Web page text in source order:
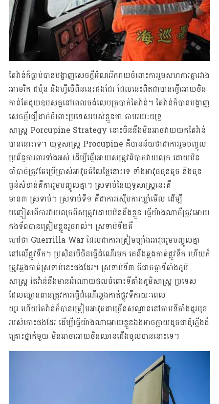
តៃវ៉ាន់ក៏ធ្លាប់បានបង្ហាញសេចក្តីអំណររីករាយចំពោះការរួមសហការគ្នារវាង
អាមេរិក ជប៉ុន និងហ្វីលីពីននេះផងដែរ ដែលនេះពិតជាបានធ្វើអោយចិន
កាន់តែជួយឧបសគ្គនៅពេលចង់លេបត្របាក់តៃវ៉ាន់។ តៃវ៉ាន់ក៏បានបង្ហាញ
សេចក្តីជឿជាក់ចំពោះប្រទេសរបស់ខ្លួនថា តាមរយៈយុទ្ធ
សាស្រ្ត Porcupine Strategy នោះចិននឹងមិនអាចវាយយកតៃវ៉ាន់
បាននោះទេ។ យុទ្ធសាស្រ្ត Procupine គឺបានន័យថាជាការរួមបញ្ចូល
ប្រព័ន្ធការពារទាំងអស់ ដើម្បីធ្វើអោយសត្រូវពិបាកវាយលុក ដោយមិន
ចាំបាច់ត្រូវតែប្រើប្រាស់អាវុធតំលៃថ្លៃនោះទេ ទាំងអាវុធធុនតូច និងធុន
ធ្ងន់សំខាន់គឺការរួមបញ្ចូលគ្នា។ ស្រទាប់នៃយុទ្ធសាស្រ្តនេះគឺ
មាន៣ ស្រទាប់។ ស្រទាប់ទី១ គឺជាការស៊ើបការឃ្លាំមើល ដើម្បី
បញ្ចៀសពីការវាយលុកពីសត្រូវដោយមិនដឹងខ្លួន ធ្វើយ៉ាងណាគឺត្រូវអោយ
កងទ័ពបានត្រៀមខ្លួនរួចរាល់។ ស្រទាប់ទី២គឺ
ហៅថា Guerrilla War ដែលជាការត្រៀមច្បាំងអាវុធរួមបញ្ចូលគ្នា
នៅលើផ្លូវទឹក។ ប្រសិនបើចិនធ្វើដំណើរមក គេនឹងឆ្លងកាត់ផ្លូវទឹក ហើយក៏
ត្រូវឆ្លងកាត់ស្រទាប់នេះផងដែរ។ ស្រទាប់ទី៣ គឺជាកត្តាទីតាំងភូមិ
សាស្រ្ត តៃវ៉ាន់នឹងមានអំណោយផលចំពោះទីតាំងភូមិសាស្រ្ត ប្រទេស
ដែលឈ្លានពានត្រូវការធ្វើដំណើរឆ្លងកាត់ផ្លូវទឹករយៈពេល
យូរ ហើយតៃវ៉ាន់ក៏បានត្រៀមអាវុធជាច្រើនសណ្ឋាននៅតាមទីតាំងជួរមុខ
របស់កោះផងដែរ ដើម្បីធ្វើយ៉ាងណាអោយខ្លួនឯងអាចក្លាយដូចជាដុំភ្លើងដ៏
គ្រោះថ្នាក់មួយ មិនអាចអោយចិនឈានជើងចូលបាននោះទេ។